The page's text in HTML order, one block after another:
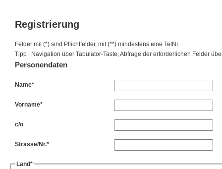
Registrierung
Felder mit (*) sind Pflichtfelder, mit (**) mindestens eine TelNr.
Tipp : Navigation über Tabulator-Taste, Abfrage der erforderlichen Felder
Personendaten
Name*
Vorname*
c/o
Strasse/Nr.*
Land*